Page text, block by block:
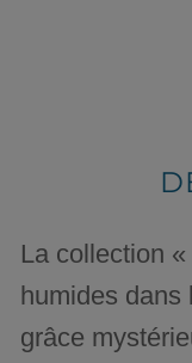
La collection
humides
grâce